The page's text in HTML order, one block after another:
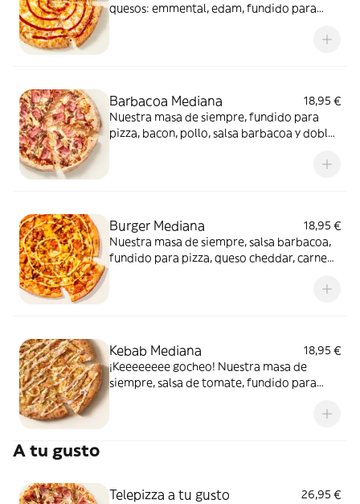
quesos: emmental, edam, fundido para
confitado y orégano. El festival de queso
Barbacoa Mediana
18,95 €
Nuestra masa de siempre, fundido para
pizza, bacon, pollo, salsa barbacoa y doble
Burger Mediana
18,95 €
Nuestra masa de siempre, salsa barbacoa,
fundido para pizza, queso cheddar, carne
Kebab Mediana
18,95 €
¡Keeeeeeee gocheo! Nuestra masa de
siempre, salsa de tomate, fundido para
A tu gusto
Telepizza a tu gusto
26,95 €